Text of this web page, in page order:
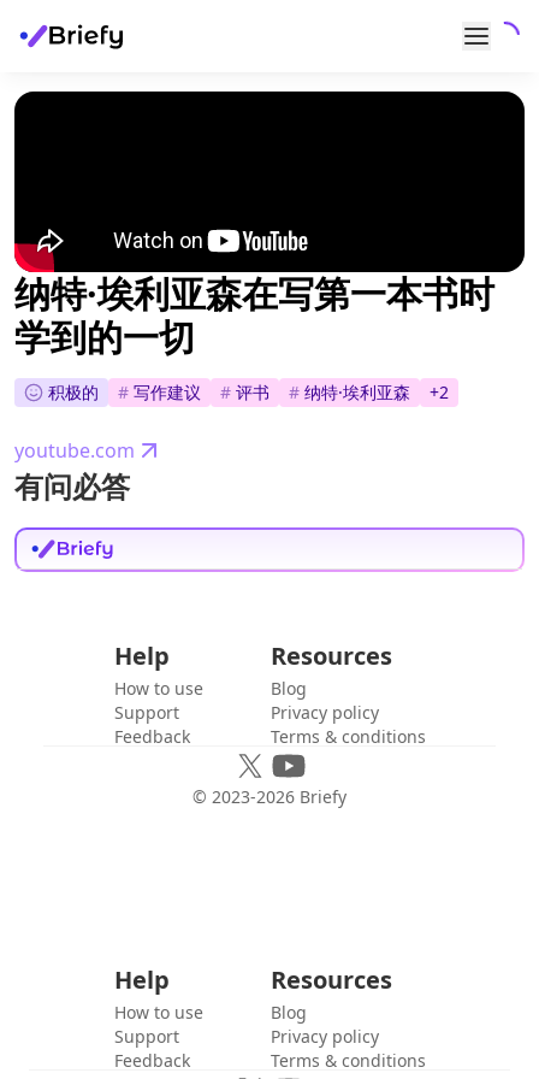
纳特·埃利亚森在写第一本书时
学到的一切
积极的 # 写作建议 # 评书 # 纳特·埃利亚森 +2
youtube.com
有问必答
Help
How to use
Support
Feedback
Resources
Blog
Privacy policy
Terms & conditions
© 2023-2026 Briefy
Help
How to use
Support
Feedback
Resources
Blog
Privacy policy
Terms & conditions